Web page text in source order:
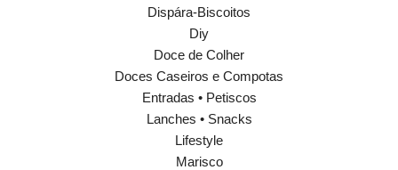
Dispára-Biscoitos
Diy
Doce de Colher
Doces Caseiros e Compotas
Entradas • Petiscos
Lanches • Snacks
Lifestyle
Marisco